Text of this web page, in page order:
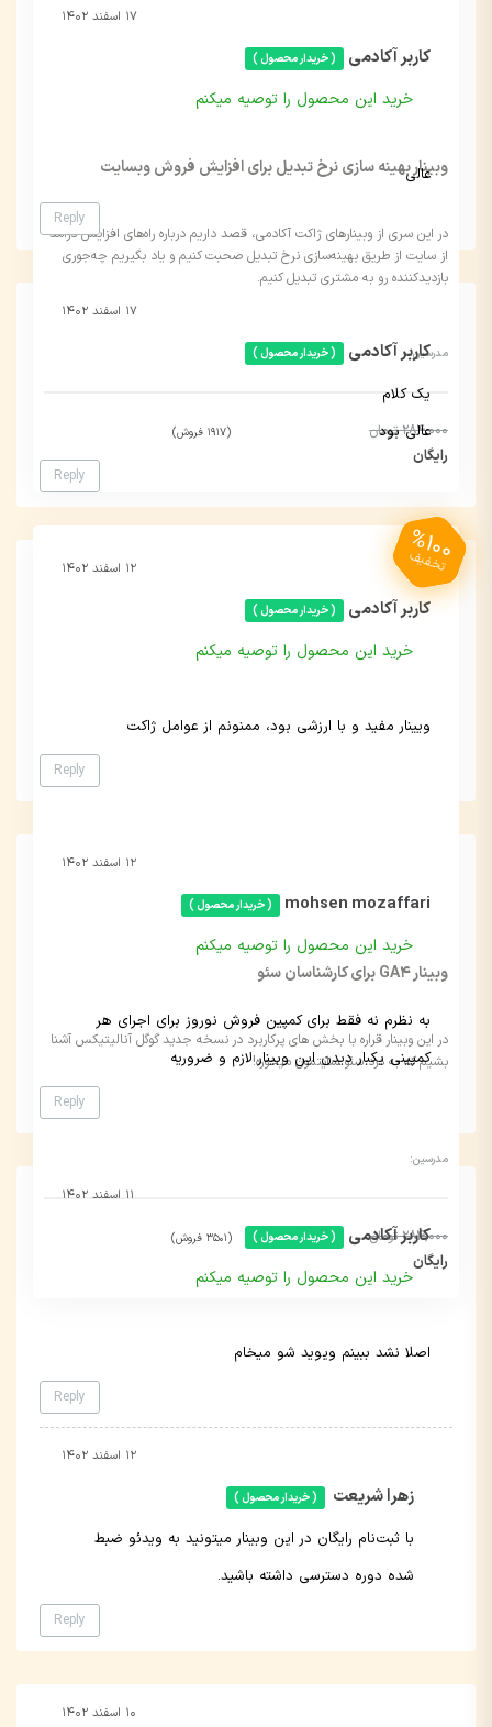
وبینار بهینه سازی نرخ تبدیل برای افزایش فروش وبسایت
در این سری از وبینارهای ژاکت آکادمی، قصد داریم درباره راه‌های افزایش درآمد
از سایت از طریق بهینه‌سازی نرخ تبدیل صحبت کنیم و یاد بگیریم چه‌جوری
بازدیدکننده رو به مشتری تبدیل کنیم.
مدرسین:
284,000 تومان
رایگان
(1917 فروش)
%100
تخفیف
وبینار GA4 برای کارشناسان سئو
در این وبینار قراره با بخش های پرکاربرد در نسخه جدید گوگل آنالیتیکس آشنا
بشیم که به درد سئو سایتمون میخوره!
مدرسین:
284,000 تومان
رایگان
(3501 فروش)
کاربر آکادمی ( خریدار محصول )
۱۷ اسفند ۱۴۰۲
Reply
خرید این محصول را توصیه میکنم
عالی
کاربر آکادمی ( خریدار محصول )
۱۷ اسفند ۱۴۰۲
Reply
یک کلام
عالی بود
کاربر آکادمی ( خریدار محصول )
۱۲ اسفند ۱۴۰۲
Reply
خرید این محصول را توصیه میکنم
ویینار مفید و با ارزشی بود، ممنونم از عوامل ژاکت
mohsen mozaffari ( خریدار محصول )
۱۲ اسفند ۱۴۰۲
Reply
خرید این محصول را توصیه میکنم
به نظرم نه فقط برای کمپین فروش نوروز برای اجرای هر
کمپینی یکبار دیدن این وبینار لازم و ضروریه
کاربر آکادمی ( خریدار محصول )
۱۱ اسفند ۱۴۰۲
Reply
خرید این محصول را توصیه میکنم
اصلا نشد ببینم ویوید شو میخام
زهرا شریعت ( خریدار محصول )
۱۲ اسفند ۱۴۰۲
Reply
با ثبت‌نام رایگان در این وبینار میتونید به ویدئو ضبط
شده دوره دسترسی داشته باشید.
۱۰ اسفند ۱۴۰۲